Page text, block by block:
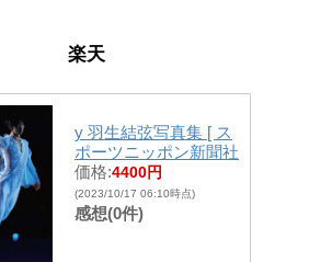
楽天
y 羽生結弦写真集 [ ス
ポーツニッポン新聞社
価格:4400円
(2023/10/17 06:10時点)
感想(0件)